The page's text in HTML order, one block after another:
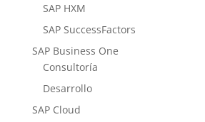
SAP HXM
SAP SuccessFactors
SAP Business One
Consultoría
Desarrollo
SAP Cloud